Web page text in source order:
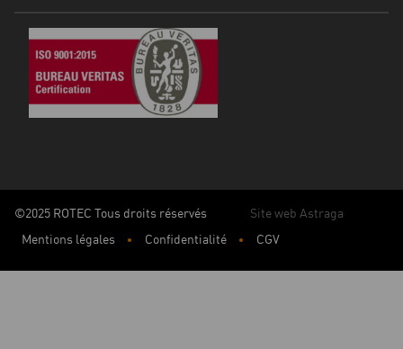
©2025 ROTEC Tous droits réservés
Site web Astraga
Mentions légales
Confidentialité CGV